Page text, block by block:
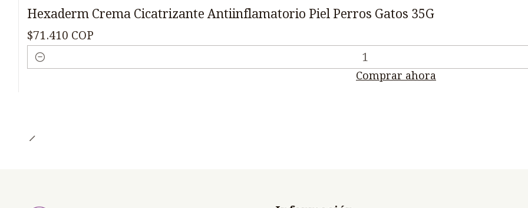
Hexaderm Crema Cicatrizante Antiinflamatorio Piel Perros Gatos 35G
$71.410 COP
Cantidad
Comprar ahora